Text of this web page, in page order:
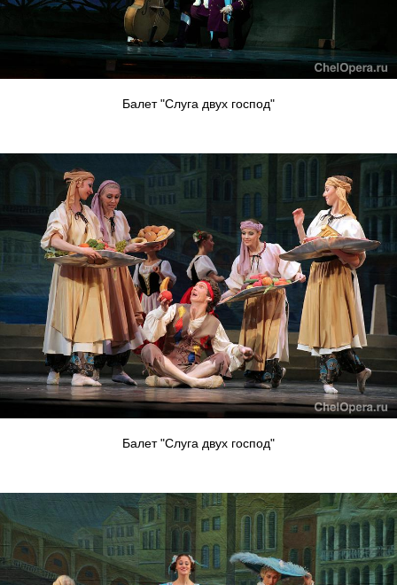
Балет "Слуга двух господ"
Балет "Слуга двух господ"